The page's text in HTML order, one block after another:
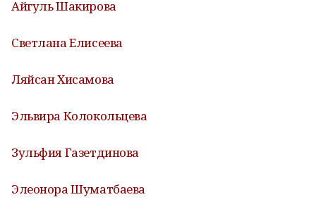
Айгуль Шакирова
Светлана Елисеева
Ляйсан Хисамова
Эльвира Колокольцева
Зульфия Газетдинова
Элеонора Шуматбаева